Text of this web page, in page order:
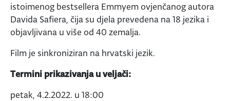
istoimenog bestsellera Emmyem ovjenčanog autora
Davida Safiera, čija su djela prevedena na 18 jezika i
objavljivana u više od 40 zemalja.
Film je sinkroniziran na hrvatski jezik.
Termini prikazivanja u veljači:
petak, 4.2.2022. u 18:00